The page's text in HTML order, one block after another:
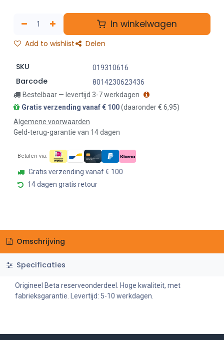
In winkelwagen
Add to wishlist Delen
SKU 019310616
Barcode
8014230623436
Bestelbaar — levertijd 3-7 werkdagen
Gratis verzending vanaf € 100(daaronder € 6,95)
Algemene voorwaarden
Geld-terug-garantie van 14 dagen
Betalen via:
Gratis verzending vanaf € 100
14 dagen gratis retour
Omschrijving
Specificaties
Origineel Beta reserveonderdeel. Hoge kwaliteit, met
fabrieksgarantie. Levertijd: 5-10 werkdagen.